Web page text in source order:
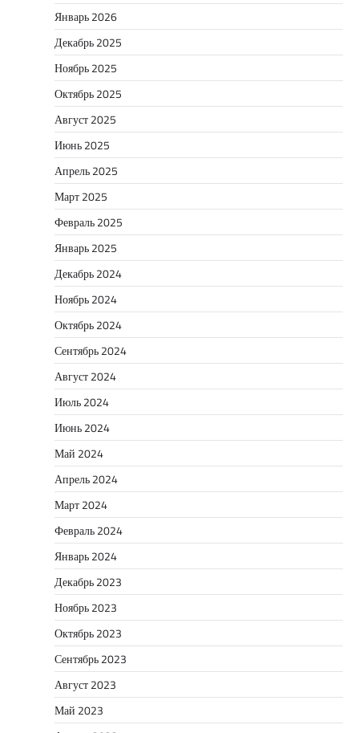
Январь 2026
Декабрь 2025
Ноябрь 2025
Октябрь 2025
Август 2025
Июнь 2025
Апрель 2025
Март 2025
Февраль 2025
Январь 2025
Декабрь 2024
Ноябрь 2024
Октябрь 2024
Сентябрь 2024
Август 2024
Июль 2024
Июнь 2024
Май 2024
Апрель 2024
Март 2024
Февраль 2024
Январь 2024
Декабрь 2023
Ноябрь 2023
Октябрь 2023
Сентябрь 2023
Август 2023
Май 2023